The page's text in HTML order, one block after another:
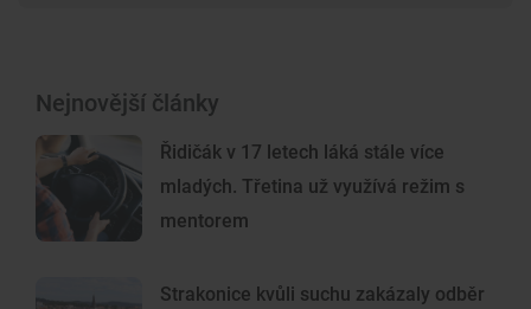
Nejnovější články
Řidičák v 17 letech láká stále více
mladých. Třetina už využívá režim s
mentorem
Strakonice kvůli suchu zakázaly odběr